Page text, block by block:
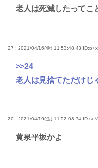
老人は死滅したってこ
27 : 2021/04/16(金) 11:53:48.43
>>24
老人は見捨てただけじ
20 : 2021/04/16(金) 11:52:03.74
黄泉平坂かよ